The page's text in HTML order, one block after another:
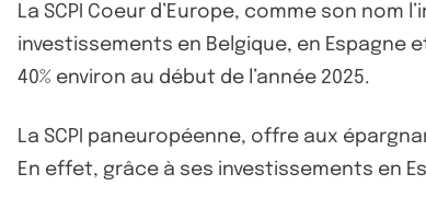
La SCPI Coeur d’Europe, comme son
investissements en Belgique, en Espagne
40% environ au début de l’année 2025.
La SCPI paneuropéenne, offre aux
En effet, grâce à ses investissements en